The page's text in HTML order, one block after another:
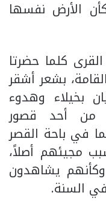
الأرض نفسها
كلما حضرتا
بشعر أشقر
بخيلاء وهدوء
من أحد قصور
في باحة القصر
مجيئهم أصلاً،
يشاهدون
السنة.